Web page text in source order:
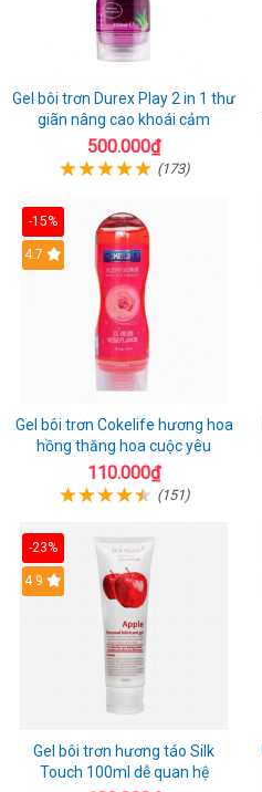
Gel bôi trơn Durex Play 2 in 1 thư
giãn nâng cao khoái cảm
500.000₫
(173)
-15%
Hot
4.7
Gel bôi trơn Cokelife hương hoa
hồng thăng hoa cuộc yêu
110.000₫
(151)
-23%
Hot
4.9
Gel bôi trơn hương táo Silk
Touch 100ml dễ quan hệ